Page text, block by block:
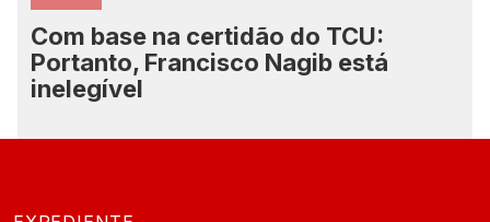
Com base na certidão do TCU:
Portanto, Francisco Nagib está
inelegível